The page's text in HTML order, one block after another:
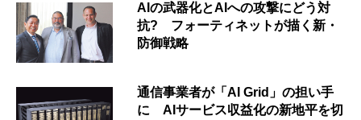
AIの武器化とAIへの攻撃にどう対
抗? フォーティネットが描く新・
防御戦略
通信事業者が「AI Grid」の担い手
に AIサービス収益化の新地平を切